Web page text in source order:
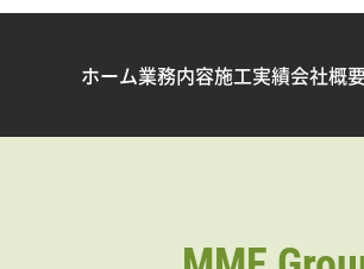
ホーム業務内容施工実績会社概